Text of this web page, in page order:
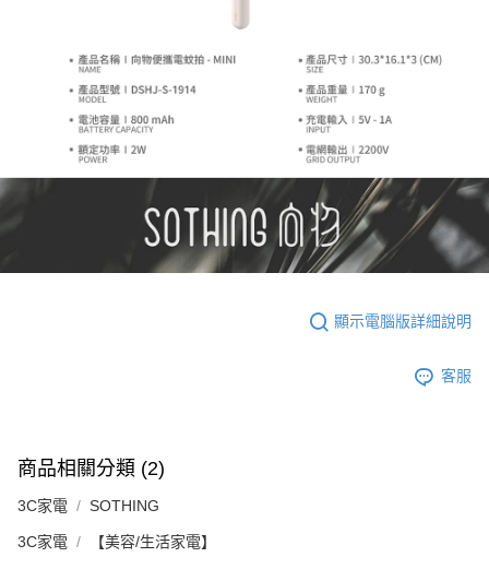
顯示電腦版詳細說明
客服
商品相關分類 (2)
3C家電 SOTHING
3C家電 【美容/生活家電】